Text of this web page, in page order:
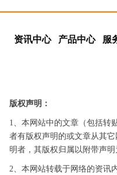
资讯中心 产品中心 服
版权声明：
1、本网站中的文章（包括转
者有版权声明的或文章从其
明者，其版权归属以附带声明
2、本网站转载于网络的资讯